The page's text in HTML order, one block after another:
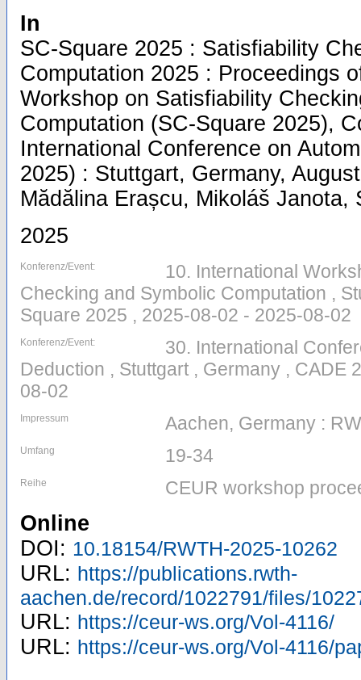
In
SC-Square 2025 : Satisfiability
Computation 2025 : Proceedings
Workshop on Satisfiability
Computation (SC-Square 2025),
International Conference on
2025) : Stuttgart, Germany,
Mădălina Erașcu, Mikoláš Janota,
2025
Konferenz/Event:
10. International
Checking and Symbolic Computation ,
Square 2025 , 2025-08-02 - 2025-08-02
Konferenz/Event:
30. International
Deduction , Stuttgart , Germany , CADE
08-02
Impressum Aachen, Germany :
Umfang 19-34
Reihe CEUR workshop
Online
DOI: 10.18154/RWTH-2025-10262
URL: https://publications.rwth-
aachen.de/record/1022791/files/
URL: https://ceur-ws.org/Vol-4116/
URL: https://ceur-ws.org/Vol-4116/